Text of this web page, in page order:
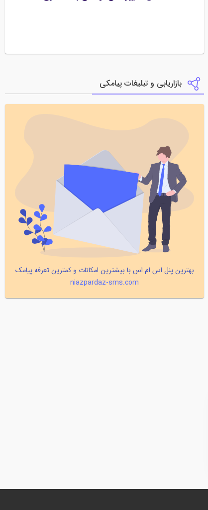
بازاریابی و تبلیغات پیامکی
بهترین پنل اس ام اس با بیشترین امکانات و کمترین تعرفه پیامک
niazpardaz-sms.com